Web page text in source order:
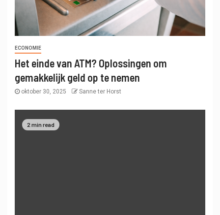
ECONOMIE
Het einde van ATM? Oplossingen om
gemakkelijk geld op te nemen
oktober 30, 2025 Sanne ter Horst
2 min read